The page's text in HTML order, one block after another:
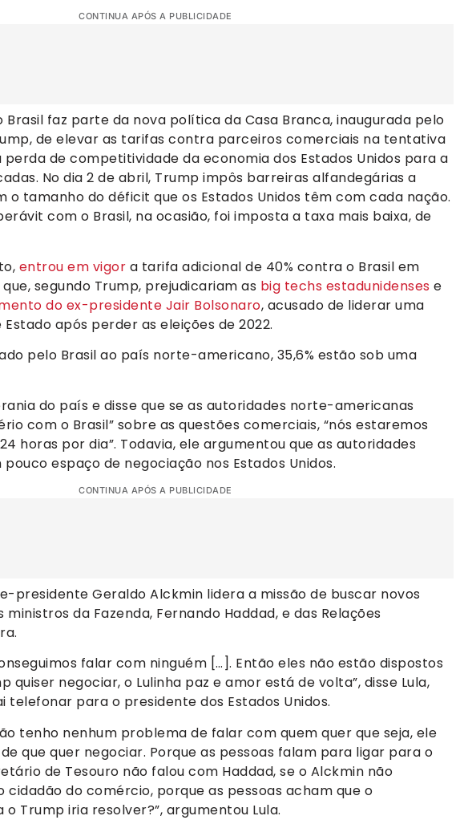
CONTINUA APÓS A PUBLICIDADE
faz parte da nova política da Casa Branca, inaugurada pelo
de elevar as tarifas contra parceiros comerciais na tentativa
de competitividade da economia dos Estados Unidos para a
No dia 2 de abril, Trump impôs barreiras alfandegárias a
o tamanho do déficit que os Estados Unidos têm com cada nação.
com o Brasil, na ocasião, foi imposta a taxa mais baixa, de
entrou em vigor a tarifa adicional de 40% contra o Brasil em
segundo Trump, prejudicariam as big techs estadunidenses e
do ex-presidente Jair Bolsonaro, acusado de liderar uma
após perder as eleições de 2022.
pelo Brasil ao país norte-americano, 35,6% estão sob uma
do país e disse que se as autoridades norte-americanas
com o Brasil” sobre as questões comerciais, “nós estaremos
horas por dia”. Todavia, ele argumentou que as autoridades
espaço de negociação nos Estados Unidos.
CONTINUA APÓS A PUBLICIDADE
presidente Geraldo Alckmin lidera a missão de buscar novos
da Fazenda, Fernando Haddad, e das Relações
falar com ninguém […]. Então eles não estão dispostos
quiser negociar, o Lulinha paz e amor está de volta”, disse Lula,
telefonar para o presidente dos Estados Unidos.
tenho nenhum problema de falar com quem quer que seja, ele
que quer negociar. Porque as pessoas falam para ligar para o
de Tesouro não falou com Haddad, se o Alckmin não
cidadão do comércio, porque as pessoas acham que o
Trump iria resolver?”, argumentou Lula.